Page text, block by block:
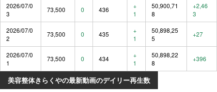
2026/07/0
3
73,500 0 436
+
1
50,900,71
8
+2,46
3
2026/07/0
2
73,500 0 435
+
1
50,898,25
5
+27
2026/07/0
1
73,500 0 434
+
1
50,898,22
8
+396
美容整体きらくやの最新動画のデイリー再生数